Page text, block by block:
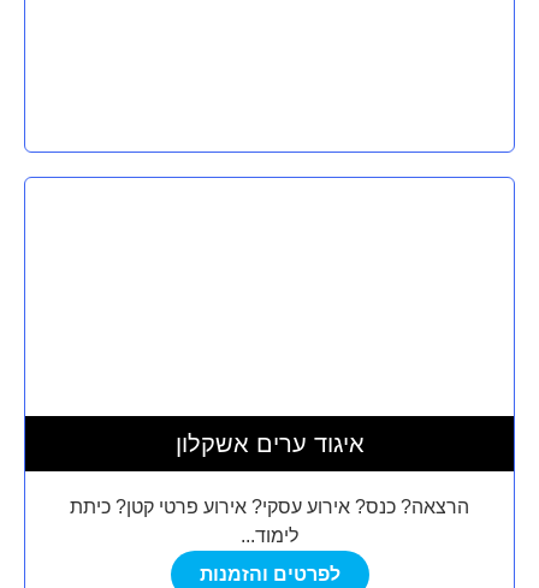
איגוד ערים אשקלון
הרצאה? כנס? אירוע עסקי? אירוע פרטי קטן? כיתת
לימוד...
לפרטים והזמנות